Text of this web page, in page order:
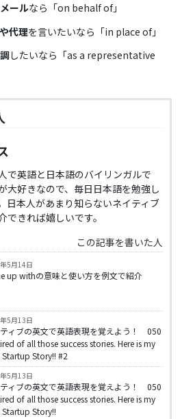
ールなら「on behalf of」
代理を言いたいなら「in place of」
したいなら「as a representative
で英語と日本語のバイリンガルで
大好きなので、毎日日本語を勉強し
日本人があまり知らないネイティブ
できれば嬉しいです。
この記事を書いた人
5月14日
up withの意味と使い方を例文で紹介
5月13日
ィブの英文で英語表現を覚えよう！ 050
of all those success stories. Here is my
Startup Story!! #2
5月13日
ィブの英文で英語表現を覚えよう！ 050
of all those success stories. Here is my
Startup Story!!